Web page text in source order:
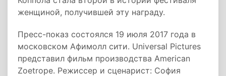
женщиной, получившей эту награду.
Пресс-показ состоялся 19 июля 2017 года в
московском Афимолл сити. Universal Pictures
представил фильм производства American
Zoetrope. Режиссер и сценарист: София